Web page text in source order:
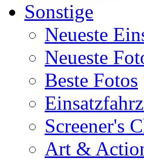
Sonstige
Neueste
Neueste
Beste Fotos
Screener's
Art &